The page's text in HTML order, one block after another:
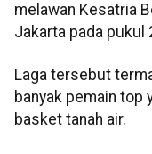
melawan Kesatria
Jakarta pada pukul
Laga tersebut
banyak pemain top
basket tanah air.